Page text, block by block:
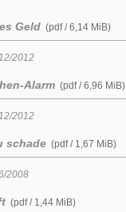
Geld (pdf / 6,14 MiB)
2012
Alarm (pdf / 6,96 MiB)
2012
schade (pdf / 1,67 MiB)
2008
(pdf / 1,44 MiB)